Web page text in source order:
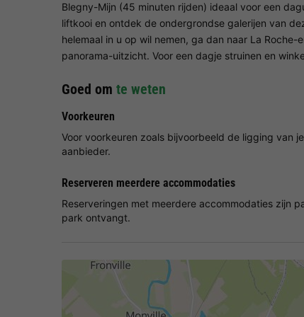
Blegny-Mijn (45 minuten rijden) ideaal voor een
liftkooi en ontdek de ondergrondse galerijen van
helemaal in u op wil nemen, ga dan naar La
panorama-uitzicht. Voor een dagje struinen en
Goed om te weten
Voorkeuren
Voor voorkeuren zoals bijvoorbeeld de ligging van
aanbieder.
Reserveren meerdere accommodaties
Reserveringen met meerdere accommodaties zijn
park ontvangt.